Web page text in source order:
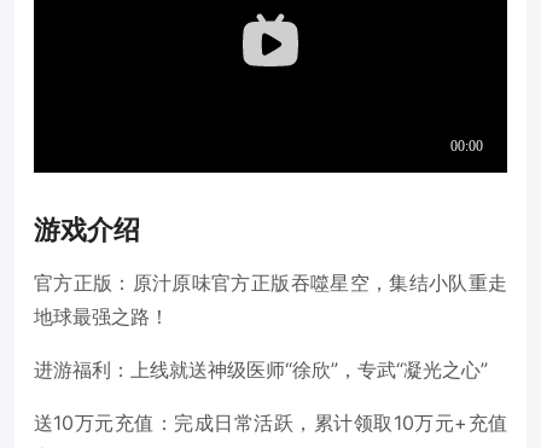
游戏介绍
官方正版：原汁原味官方正版吞噬星空，集结小队重走
地球最强之路！
进游福利：上线就送神级医师“徐欣”，专武“凝光之心”
送10万元充值：完成日常活跃，累计领取10万元+充值